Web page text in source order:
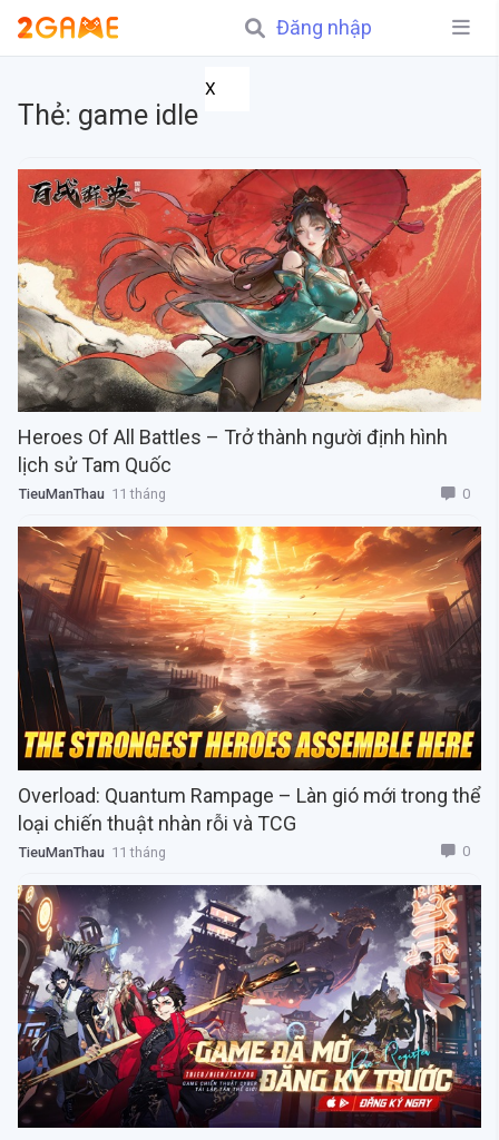
Đăng nhập
X
Thẻ: game idle
Heroes Of All Battles – Trở thành người định hình
lịch sử Tam Quốc
TieuManThau 11 tháng 0
Overload: Quantum Rampage – Làn gió mới trong thể
loại chiến thuật nhàn rỗi và TCG
TieuManThau 11 tháng 0